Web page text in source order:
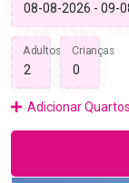
Adultos Crianças
Adicionar Quartos